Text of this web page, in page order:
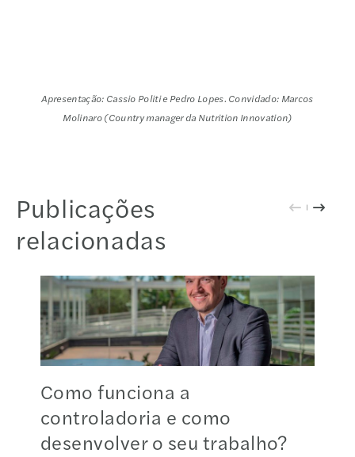
Apresentação: Cassio Politi e Pedro Lopes. Convidado: Marcos
Molinaro (Country manager da Nutrition Innovation)
Publicações
relacionadas
Como funciona a
controladoria e como
desenvolver o seu trabalho?